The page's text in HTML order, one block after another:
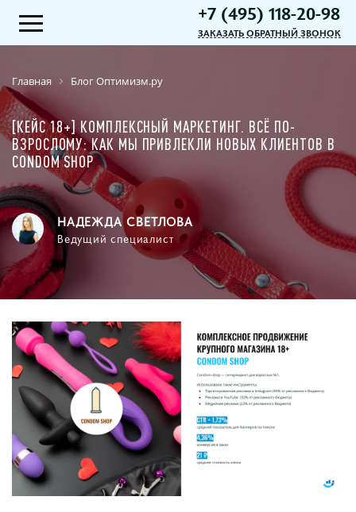
+7 (495) 118-20-98
ЗАКАЗАТЬ ОБРАТНЫЙ ЗВОНОК
Главная Блог Оптимизм.ру
[КЕЙС 18+] КОМПЛЕКСНЫЙ МАРКЕТИНГ. ВСЁ ПО-
ВЗРОСЛОМУ: КАК МЫ ПРИВЛЕКЛИ НОВЫХ КЛИЕНТОВ В
CONDOM SHOP
НАДЕЖДА СВЕТЛОВА
Ведущий специалист